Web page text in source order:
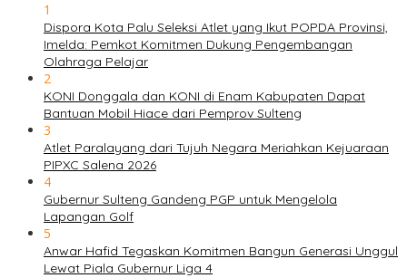
1
Dispora Kota Palu Seleksi Atlet yang Ikut POPDA Provinsi,
Imelda: Pemkot Komitmen Dukung Pengembangan
Olahraga Pelajar
2
KONI Donggala dan KONI di Enam Kabupaten Dapat
Bantuan Mobil Hiace dari Pemprov Sulteng
3
Atlet Paralayang dari Tujuh Negara Meriahkan Kejuaraan
PIPXC Salena 2026
4
Gubernur Sulteng Gandeng PGP untuk Mengelola
Lapangan Golf
5
Anwar Hafid Tegaskan Komitmen Bangun Generasi Unggul
Lewat Piala Gubernur Liga 4